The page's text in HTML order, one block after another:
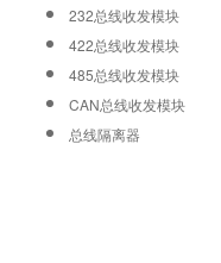
232总线收发模块
422总线收发模块
485总线收发模块
CAN总线收发模块
总线隔离器